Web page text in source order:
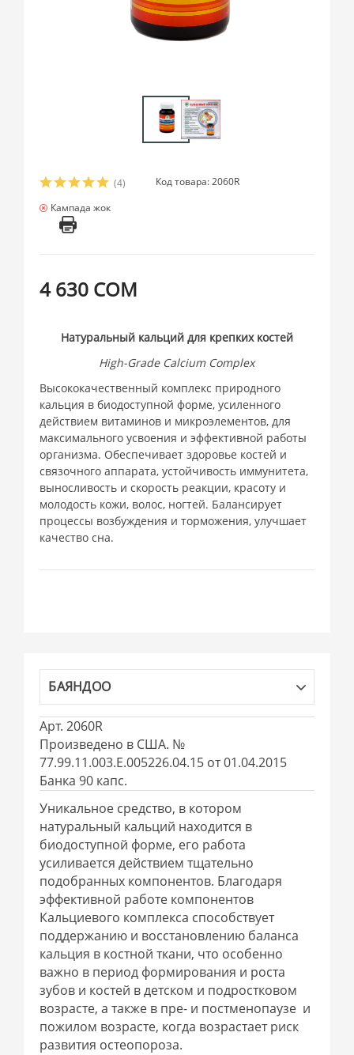
(4)
Код товара: 2060R
Кампада жок
4 630 СОМ
Натуральный кальций для крепких костей
High-Grade Calcium Complex
Высококачественный комплекс природного
кальция в биодоступной форме, усиленного
действием витаминов и микроэлементов, для
максимального усвоения и эффективной работы
организма. Обеспечивает здоровье костей и
связочного аппарата, устойчивость иммунитета,
выносливость и скорость реакции, красоту и
молодость кожи, волос, ногтей. Балансирует
процессы возбуждения и торможения, улучшает
качество сна.
БАЯНДОО
Арт. 2060R
Произведено в США. №
77.99.11.003.Е.005226.04.15 от 01.04.2015
Банка 90 капс.
Уникальное средство, в котором
натуральный кальций находится в
биодоступной форме, его работа
усиливается действием тщательно
подобранных компонентов. Благодаря
эффективной работе компонентов
Кальциевого комплекса способствует
поддержанию и восстановлению баланса
кальция в костной ткани, что особенно
важно в период формирования и роста
зубов и костей в детском и подростковом
возрасте, а также в пре- и постменопаузе и
пожилом возрасте, когда возрастает риск
развития остеопороза.